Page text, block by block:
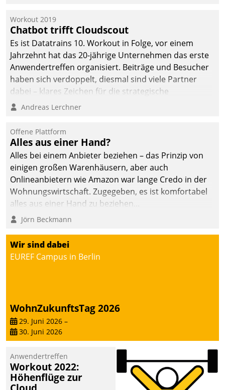
Einsparungen durch optimierte und automatisierte
Prozesse. Doch man darf nicht zu viel erwarten: Allein
mit der Einführung einer neuen Software ist es nicht
getan. Die Digitalisierung erfordert von Unternehmen
die Bereitschaft, sich zu überprüfen, zu hinterfragen
und zu verändern.
Workout 2019
Chatbot trifft Cloudscout
Es ist Datatrains 10. Workout in Folge, vor einem
Jahrzehnt hat das 20-jährige Unternehmen das erste
Anwendertreffen organisiert. Beiträge und Besucher
haben sich verdoppelt, diesmal sind viele Partner
dabei – klares Zeichen für die strategische
Fokussierung auf den Kunden.
Andreas Lerchner
Offene Plattform
Alles aus einer Hand?
Alles bei einem Anbieter beziehen – das Prinzip von
einigen großen Warenhäusern, aber auch
Onlineanbietern wie Amazon war lange Credo in der
Wohnungswirtschaft. Zugegeben, es ist komfortabel
alles aus einer Hand zu beziehen...
Jörn Beckmann
Wir sind dabei
EUREF Campus in Berlin
WohnZukunftsTag 2026
29. Juni 2026 –
30. Juni 2026
Anwendertreffen
Workout 2022:
Höhenflüge zur